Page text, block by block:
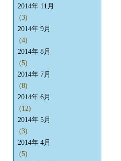
2014年 11月
(3)
2014年 9月
(4)
2014年 8月
(5)
2014年 7月
(8)
2014年 6月
(12)
2014年 5月
(3)
2014年 4月
(5)